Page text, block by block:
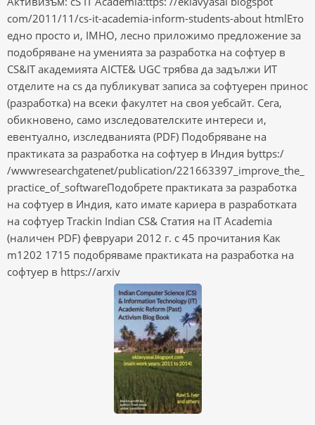
com/2011/11/cs-it-academia-inform-students-about htmlЕто
едно просто и, IMHO, лесно приложимо предложение за
подобряване на уменията за разработка на софтуер в
CS&IT академията AICTE& UGC трябва да задължи ИТ
отделите на cs да публикуват записа за софтуерен принос
(разработка) на всеки факултет на своя уебсайт. Сега,
обикновено, само изследователските интереси и,
евентуално, изследванията (PDF) Подобряване на
практиката за разработка на софтуер в Индия byttps:/
/wwwresearchgatenet/publication/221663397_improve_the_
practice_of_softwareПодобрете практиката за разработка
на софтуер в Индия, като имате кариера в разработката
на софтуер Trackin Indian CS& Статия на IT Academia
(наличен PDF) февруари 2012 г. с 45 прочитания Как
m1202 1715 подобряваме практиката на разработка на
софтуер в https://arxiv